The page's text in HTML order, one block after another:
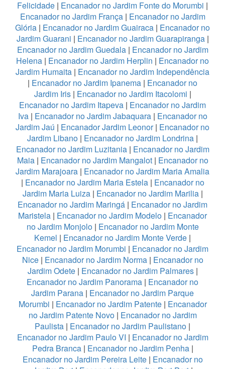
Felicidade | Encanador no Jardim Fonte do Morumbi |
Encanador no Jardim França| Encanador no Jardim
Glória | Encanador no Jardim Guairaca | Encanador no
Jardim Guarani | Encanador no Jardim Guarapiranga|
Encanador no Jardim Guedala| Encanador no Jardim
Helena | Encanador no Jardim Herplin | Encanador no
Jardim Humaita | Encanador no Jardim Independência
| Encanador no Jardim Ipanema | Encanador no
Jardim Iris| Encanador no Jardim Itacolomi |
Encanador no Jardim Itapeva | Encanador no Jardim
Iva| Encanador no Jardim Jabaquara| Encanador no
Jardim Jaú | Encanador Jardim Leonor| Encanador no
Jardim Libano | Encanador no Jardim Londrina |
Encanador no Jardim Luzitania| Encanador no Jardim
Maia| Encanador no Jardim Mangalot| Encanador no
Jardim Marajoara | Encanador no Jardim Maria Amalia
| Encanador no Jardim Maria Estela| Encanador no
Jardim Maria Luiza| Encanador no Jardim Marilia|
Encanador no Jardim Maringá | Encanador no Jardim
Maristela | Encanador no Jardim Modelo | Encanador
no Jardim Monjolo| Encanador no Jardim Monte
Kemel | Encanador no Jardim Monte Verde |
Encanador no Jardim Morumbi | Encanador no Jardim
Nice| Encanador no Jardim Norma| Encanador no
Jardim Odete| Encanador no Jardim Palmares|
Encanador no Jardim Panorama | Encanador no
Jardim Parana | Encanador no Jardim Parque
Morumbi | Encanador no Jardim Patente| Encanador
no Jardim Patente Novo| Encanador no Jardim
Paulista | Encanador no Jardim Paulistano |
Encanador no Jardim Paulo VI | Encanador no Jardim
Pedra Branca| Encanador no Jardim Penha|
Encanador no Jardim Pereira Leite| Encanador no